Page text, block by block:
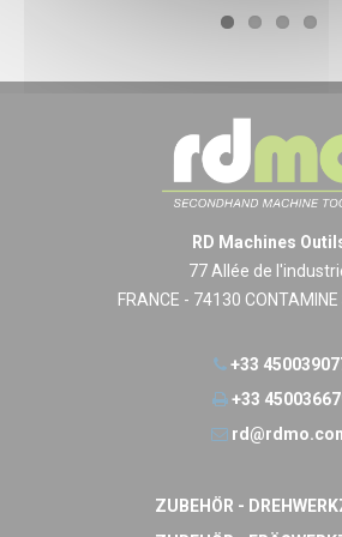
RD Machines
77 Allée de
FRANCE - 74130 CONTAMINE
+33
+33
ZUBEHÖR -